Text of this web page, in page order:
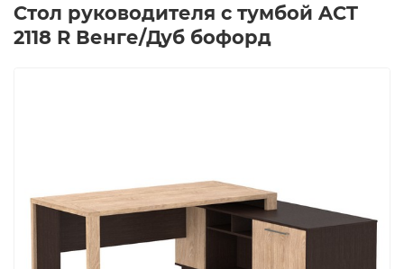
Стол руководителя с тумбой ACT
2118 R Венге/Дуб бофорд